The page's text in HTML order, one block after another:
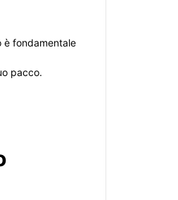
è fondamentale
pacco.